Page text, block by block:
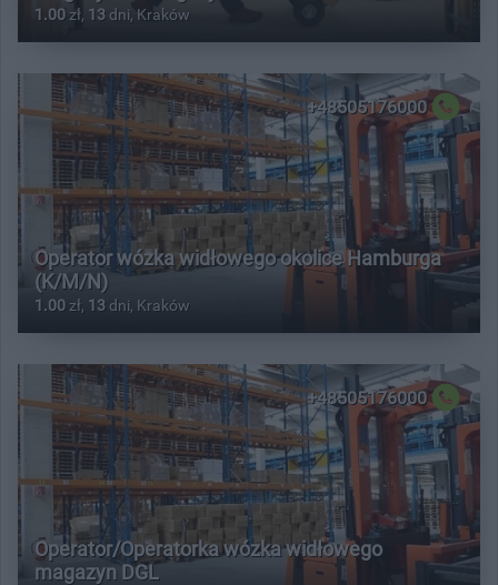
1.00 zł, 13 dni, Kraków
+48505176000
Operator wózka widłowego okolice Hamburga
(K/M/N)
1.00 zł, 13 dni, Kraków
+48505176000
Operator/Operatorka wózka widłowego
magazyn DGL